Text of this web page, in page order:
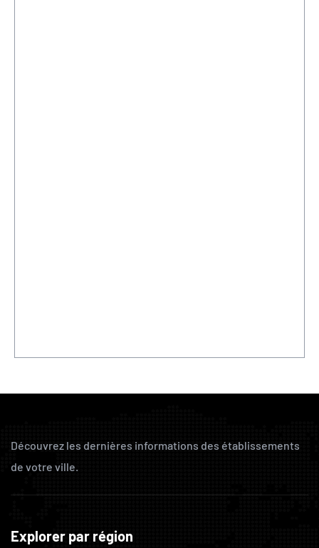
Découvrez les dernières informations des établissements
de votre ville.
Explorer par région